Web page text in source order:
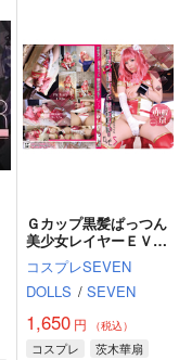
Ｇカップ黒髪ぱっつん
美少女レイヤーＥＶＥ
コスプレSEVEN
DOLLS / SEVEN
1,650円 （税込）
コスプレ
茨木華扇